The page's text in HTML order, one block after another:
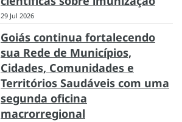
29 Jul 2026
Goiás continua fortalecendo
sua Rede de Municípios,
Cidades, Comunidades e
Territórios Saudáveis com uma
segunda oficina
macrorregional